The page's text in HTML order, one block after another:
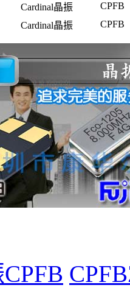
Cardinal晶振
CPFB
Cardinal晶振 CPFB